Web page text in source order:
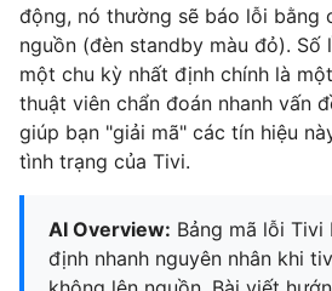
động, nó thường sẽ báo lỗi bằng
nguồn (đèn standby màu đỏ). Số
một chu kỳ nhất định chính là
thuật viên chẩn đoán nhanh vấn
giúp bạn "giải mã" các tín hiệu
tình trạng của Tivi.
AI Overview: Bảng mã lỗi Tivi
định nhanh nguyên nhân khi